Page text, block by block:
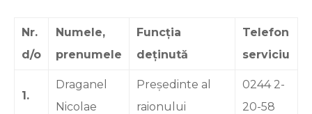
Nr.
d/o
Numele,
prenumele
Funcția
deținută
Telefon
serviciu
1.
Draganel
Nicolae
Președinte al
raionului
0244 2-
20-58